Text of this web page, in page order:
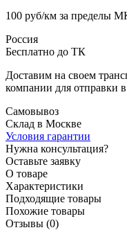
100 руб/км за пределы
Россия
Бесплатно до ТК
Доставим на своем
компании для отправки
Самовывоз
Склад в Москве
Условия гарантии
Нужна консультация?
Оставьте заявку
О товаре
Характеристики
Подходящие товары
Похожие товары
Отзывы (0)